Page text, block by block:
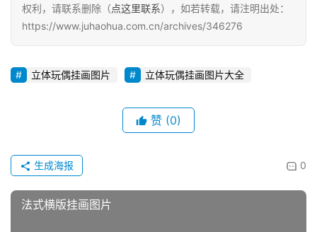
权利，请联系删除（点这里联系），如若转载，请注明出处：
https://www.juhaohua.com.cn/archives/346276
立体玩偶挂画图片 立体玩偶挂画图片大全
赞 (0)
0
生成海报
法式横版挂画图片